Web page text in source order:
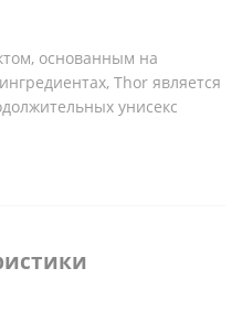
основанным на
Thor является
унисекс
оргазма с
действием.